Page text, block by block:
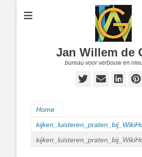
Jan Willem de
bureau voor verbouw en
Twitter
E-
Home